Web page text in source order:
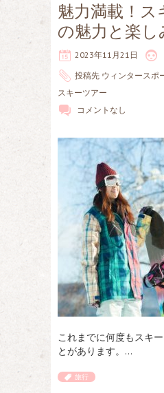
魅力満載！ス
の魅力と楽し
2023年11月21日
投稿先 ウィンタースポ
スキーツアー
コメントなし
これまでに何度もスキ
とがあります。…
旅行